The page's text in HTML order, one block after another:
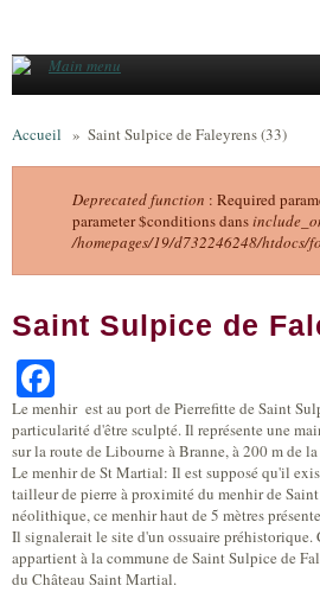
Main menu
Accueil » Saint Sulpice de Faleyrens (33)
Message d'erreur
Deprecated function : Required
parameter $conditions dans
/homepages/19/d732246248/
Saint Sulpice de
Le menhir est au port de Pierrefitte de Saint
particularité d'être sculpté. Il représente une
sur la route de Libourne à Branne, à 200 m de
Le menhir de St Martial: Il est supposé qu'il
tailleur de pierre à proximité du menhir de
néolithique, ce menhir haut de 5 mètres
Il signalerait le site d'un ossuaire
appartient à la commune de Saint Sulpice de
du Château Saint Martial.